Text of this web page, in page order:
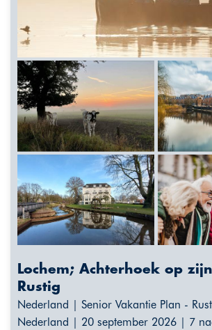
Lochem; Achterhoek op
Rustig
Nederland | Senior Vakantie Plan -
Nederland | 20 september 2026 | 7